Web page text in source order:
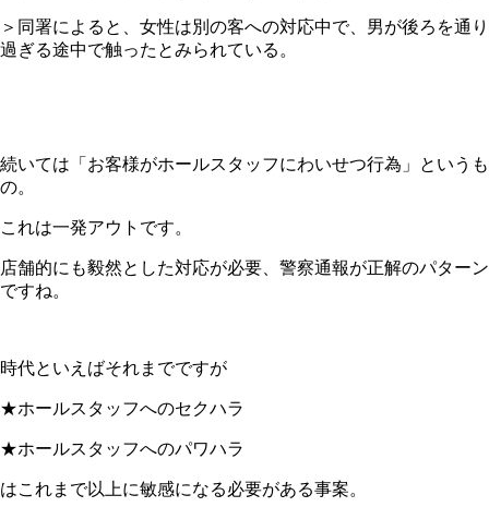
＞同署によると、女性は別の客への対応中で、男が後ろを通り
過ぎる途中で触ったとみられている。
続いては「お客様がホールスタッフにわいせつ行為」というも
の。
これは一発アウトです。
店舗的にも毅然とした対応が必要、警察通報が正解のパターン
ですね。
時代といえばそれまでですが
★ホールスタッフへのセクハラ
★ホールスタッフへのパワハラ
はこれまで以上に敏感になる必要がある事案。